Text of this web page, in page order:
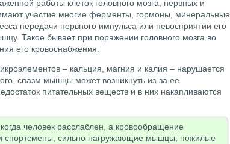
работы клеток головного мозга, нервных и
участие многие ферменты, гормоны, минеральные
передачи нервного импульса или невосприятии его
Такое бывает при поражении головного мозга во
его кровоснабжения.
– кальция, магния и калия – нарушается
спазм мышцы может возникнуть из-за ее
питательных веществ и в них накапливаются
человек расслаблен, а кровообращение
спортсмены, сильно нагружающие мышцы, пожилые